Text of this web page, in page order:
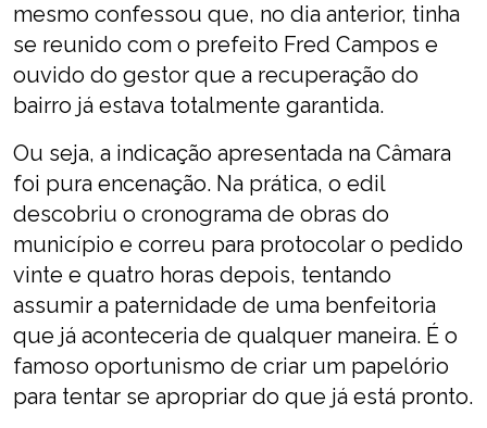
mesmo confessou que, no dia anterior, tinha
se reunido com o prefeito Fred Campos e
ouvido do gestor que a recuperação do
bairro já estava totalmente garantida.
Ou seja, a indicação apresentada na Câmara
foi pura encenação. Na prática, o edil
descobriu o cronograma de obras do
município e correu para protocolar o pedido
vinte e quatro horas depois, tentando
assumir a paternidade de uma benfeitoria
que já aconteceria de qualquer maneira. É o
famoso oportunismo de criar um papelório
para tentar se apropriar do que já está pronto.